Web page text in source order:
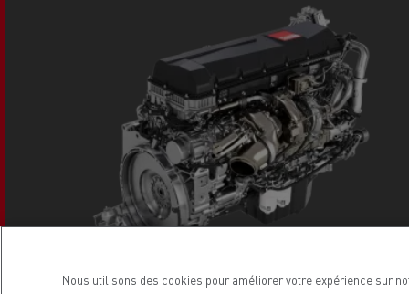
Nous utilisons des cookies pour améliorer votre expérience sur